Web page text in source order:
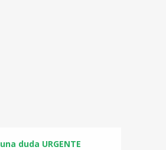
una duda URGENTE